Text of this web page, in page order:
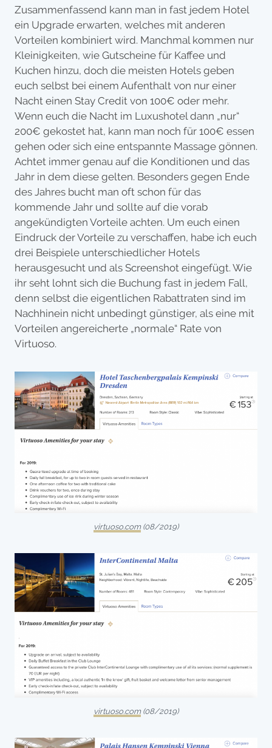
Zusammenfassend kann man in fast jedem Hotel
ein Upgrade erwarten, welches mit anderen
Vorteilen kombiniert wird. Manchmal kommen nur
Kleinigkeiten, wie Gutscheine für Kaffee und
Kuchen hinzu, doch die meisten Hotels geben
euch selbst bei einem Aufenthalt von nur einer
Nacht einen Stay Credit von 100€ oder mehr.
Wenn euch die Nacht im Luxushotel dann „nur“
200€ gekostet hat, kann man noch für 100€ essen
gehen oder sich eine entspannte Massage gönnen.
Achtet immer genau auf die Konditionen und das
Jahr in dem diese gelten. Besonders gegen Ende
des Jahres bucht man oft schon für das
kommende Jahr und sollte auf die vorab
angekündigten Vorteile achten. Um euch einen
Eindruck der Vorteile zu verschaffen, habe ich euch
drei Beispiele unterschiedlicher Hotels
herausgesucht und als Screenshot eingefügt. Wie
ihr seht lohnt sich die Buchung fast in jedem Fall,
denn selbst die eigentlichen Rabattraten sind im
Nachhinein nicht unbedingt günstiger, als eine mit
Vorteilen angereicherte „normale“ Rate von
Virtuoso.
virtuoso.com(08/2019)
virtuoso.com(08/2019)